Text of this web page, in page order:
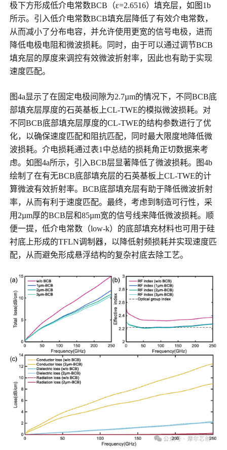
极下方形成低介电常数BCB（ε=2.6516）填充层，如图1b
所示。引入低介电常数BCB填充层降低了有效介电常数，
从而减小了分布电容，并允许使用更宽的信号电极，进而
降低电极电阻和微波损耗。同时，由于可以通过调节BCB
填充层的厚度来调控有效微波折射率，因此也有助于实现
速度匹配。
图4a显示了在固定电极间隙为2.7µm的情况下，不同BCB底
部填充层厚度的石英基板上CL-TWE的模拟微波损耗。对
不同BCB底部填充层厚度的CL-TWE的结构参数进行了优
化，以确保速度匹配和阻抗匹配，同时最大限度地降低微
波损耗。介电损耗通过表1中总结的损耗角正切数据来考
虑。如图4a所示，引入BCB层显著降低了微波损耗。图4b
绘制了在有无BCB底部填充层的石英基板上CL-TWE的计
算微波有效折射率。BCB底部填充层有助于降低微波折射
率，从而有利于速度匹配。最终，考虑到制造可行性，采
用2µm厚的BCB层和85µm宽的信号线来降低微波损耗。顺
便一提，低介电常数（low-k）的底部填充材料也可用于硅
衬底上形成的TFLN调制器，以降低射频损耗并实现速度匹
配，从而避免形成悬浮结构的复杂衬底去除工艺。